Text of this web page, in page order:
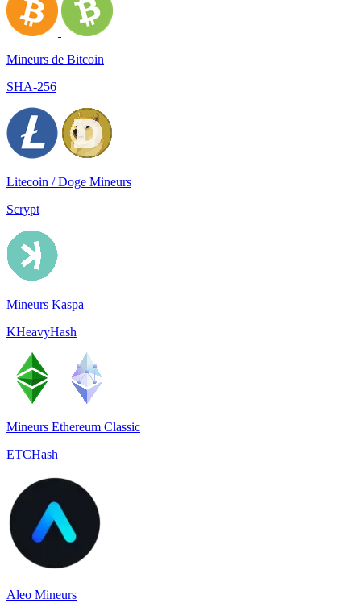
Mineurs de Bitcoin
SHA-256
Litecoin / Doge Mineurs
Scrypt
Mineurs Kaspa
KHeavyHash
Mineurs Ethereum Classic
ETCHash
Aleo Mineurs